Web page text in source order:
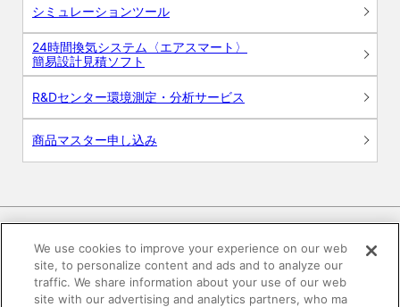
シミュレーションツール
24時間換気システム〈エアスマート〉
簡易設計見積ソフト
R&Dセンター環境測定・分析サービス
商品マスター申し込み
電子公告 このWEBサイトについて
We use cookies to improve your experience on our web
site, to personalize content and ads and to analyze our
traffic. We share information about your use of our web
site with our advertising and analytics partners, who ma